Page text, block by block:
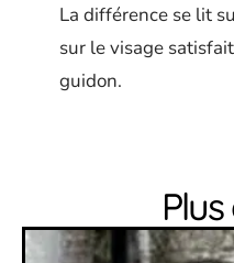
La différence se lit
sur le visage
guidon.